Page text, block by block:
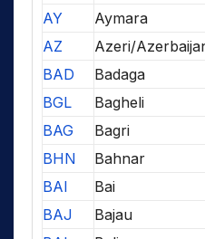
AY
Aymara
AZ
Azeri/
BAD
Badaga
BGL
Bagheli
BAG
Bagri
BHN
Bahnar
BAI
Bai
BAJ
Bajau